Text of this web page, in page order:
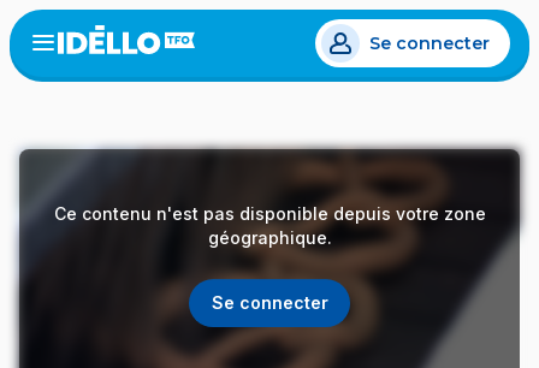
Aller
au
contenu
Open
menu
Se connecter
Ce contenu n'est pas disponible depuis votre zone
géographique.
Se connecter